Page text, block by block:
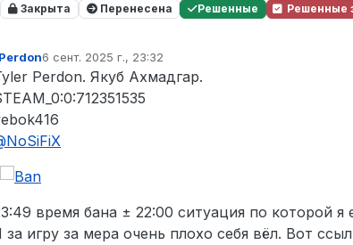
Закрыта Перенесена Решенные Решенные
6 сент. 2025 г., 23:32
отредактировано
Perdon. Якуб Ахмадгар.
NoSiFiX
время бана ± 22:00 ситуация по которой я
за игру за мера очень плохо себя вёл. Вот